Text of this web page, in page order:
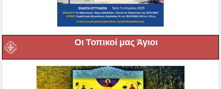
Οι Τοπικοί μας Άγιοι